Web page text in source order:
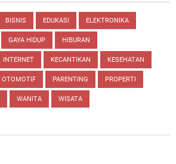
BISNIS EDUKASI ELEKTRONIKA
GAYA HIDUP HIBURAN
INTERNET KECANTIKAN KESEHATAN
OTOMOTIF PARENTING PROPERTI
WANITA WISATA